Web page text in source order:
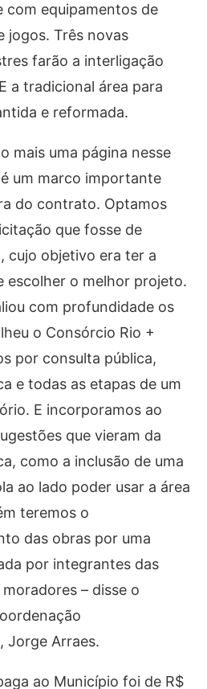
com equipamentos de
jogos. Três novas
farão a interligação
a tradicional área para
e reformada.
mais uma página nesse
um marco importante
do contrato. Optamos
que fosse de
cujo objetivo era ter a
escolher o melhor projeto.
com profundidade os
o Consórcio Rio +
por consulta pública,
e todas as etapas de um
E incorporamos ao
que vieram da
como a inclusão de uma
ao lado poder usar a área
teremos o
das obras por uma
por integrantes das
– disse o
Jorge Arraes.
ao Município foi de R$